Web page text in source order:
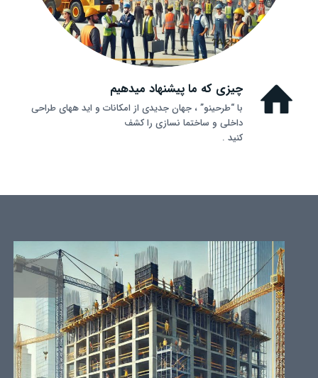
چیزی که ما پیشنهاد میدهیم
با “طرحینو” ، جهان جدیدی از امکانات و اید ههای طراحی
داخلی و ساختما نسازی را کشف
کنید .